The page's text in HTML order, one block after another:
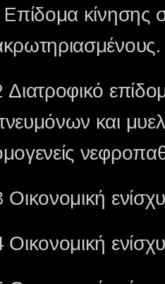
Eπίδομα κίνησης
Διατροφικό
και
Οικονομική
Οικονομική